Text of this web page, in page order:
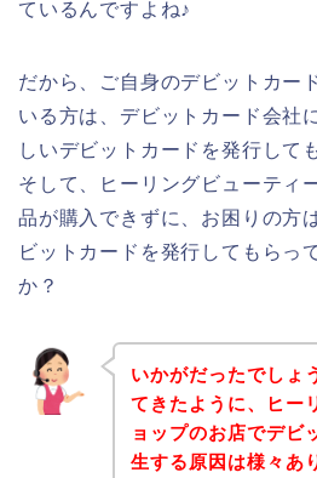
ているんですよね♪
だから、ご自身のデビットカー
いる方は、デビットカード会社
しいデビットカードを発行して
そして、ヒーリングビューティ
品が購入できずに、お困りの方
ビットカードを発行してもらっ
か？
いかがだったでしょ
てきたように、ヒー
ョップのお店でデビ
生する原因は様々あ